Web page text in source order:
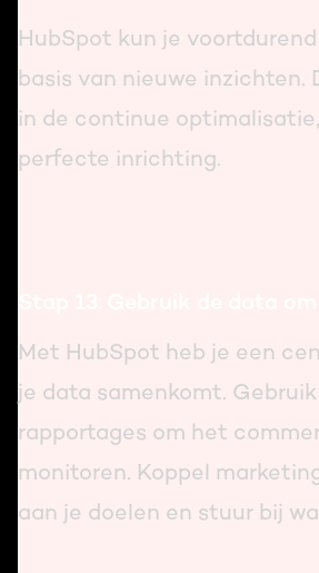
HubSpot kun je
basis van nieuwe inzichten.
in de continue
perfecte inrichting.
Met HubSpot heb je een
je data samenkomt.
rapportages om het
monitoren. Koppel
aan je doelen en stuur bij